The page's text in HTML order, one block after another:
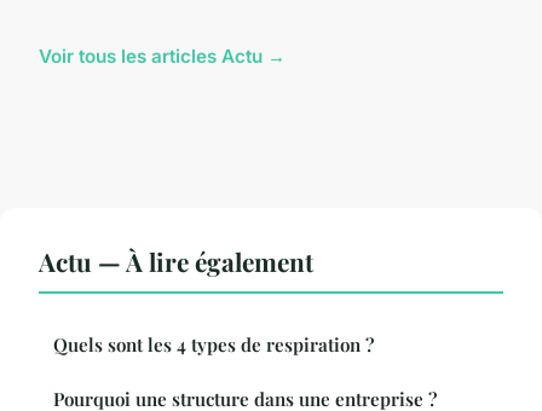
Voir tous les articles Actu →
Actu — À lire également
Quels sont les 4 types de respiration ?
Pourquoi une structure dans une entreprise ?